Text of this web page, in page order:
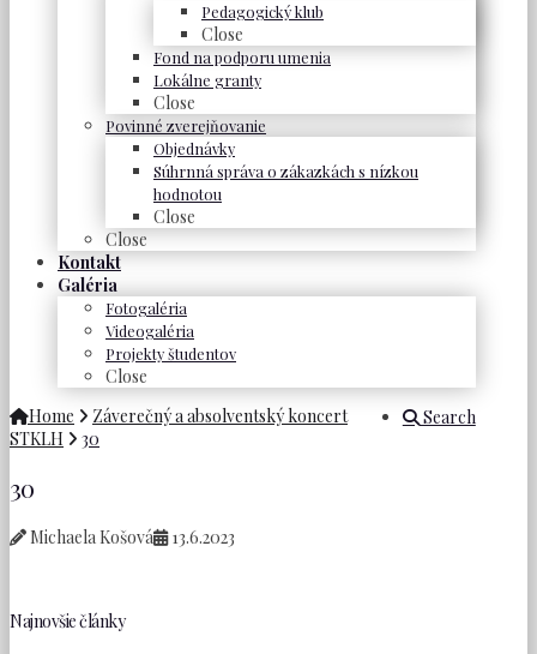
Pedagogický klub
Close
Fond na podporu umenia
Lokálne granty
Close
Povinné zverejňovanie
Objednávky
Súhrnná správa o zákazkách s nízkou
hodnotou
Close
Close
Kontakt
Galéria
Fotogaléria
Videogaléria
Projekty študentov
Close
Search
Home
Záverečný a absolventský koncert
STKLH
30
30
Michaela Košová 13.6.2023
Najnovšie články